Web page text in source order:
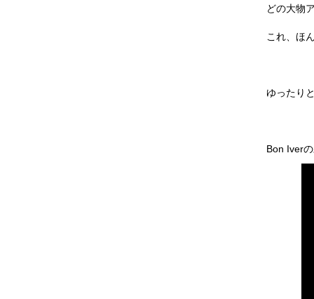
どの大物
これ、ほ
ゆったり
Bon Iver